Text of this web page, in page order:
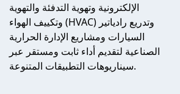
الإلكترونية وتهوية التدفئة والتهوية
وتكييف الهواء (HVAC) وتدريع رادياتير
السيارات ومشاريع الإدارة الحرارية
الصناعية لتقديم أداء ثابت ومستقر عبر
سيناريوهات التطبيقات المتنوعة.